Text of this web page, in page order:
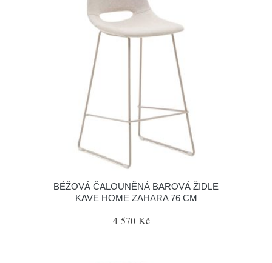
BÉŽOVÁ ČALOUNĚNÁ BAROVÁ ŽIDLE
KAVE HOME ZAHARA 76 CM
4 570 Kč